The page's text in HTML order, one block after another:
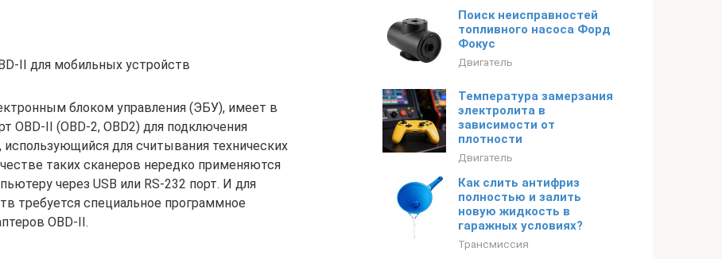
II для мобильных устройств
блоком управления (ЭБУ), имеет в
OBD-II (OBD-2, OBD2) для подключения
использующийся для считывания технических
таких сканеров нередко применяются
через USB или RS-232 порт. И для
требуется специальное программное
OBD-II.
Поиск неисправностей
топливного насоса Форд
Фокус
Двигатель
Температура замерзания
электролита в
зависимости от
плотности
Двигатель
Как слить антифриз
полностью и залить
новую жидкость в
гаражных условиях?
Трансмиссия